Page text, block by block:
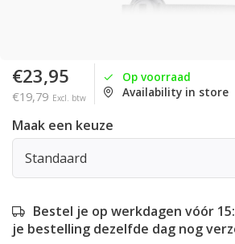
€23,95
€19,79 Excl. btw
Op voorraad
Availability in store
Maak een keuze
Standaard
Bestel je op werkdagen vóór
je bestelling dezelfde dag nog